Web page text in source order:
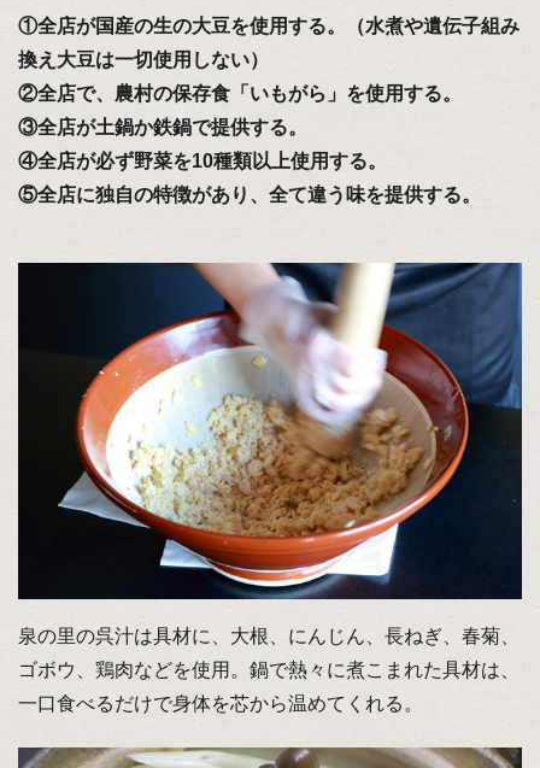
①全店が国産の生の大豆を使用する。（水煮や遺伝子組み
換え大豆は一切使用しない）
②全店で、農村の保存食「いもがら」を使用する。
③全店が土鍋か鉄鍋で提供する。
④全店が必ず野菜を10種類以上使用する。
⑤全店に独自の特徴があり、全て違う味を提供する。
泉の里の呉汁は具材に、大根、にんじん、長ねぎ、春菊、
ゴボウ、鶏肉などを使用。鍋で熱々に煮こまれた具材は、
一口食べるだけで身体を芯から温めてくれる。